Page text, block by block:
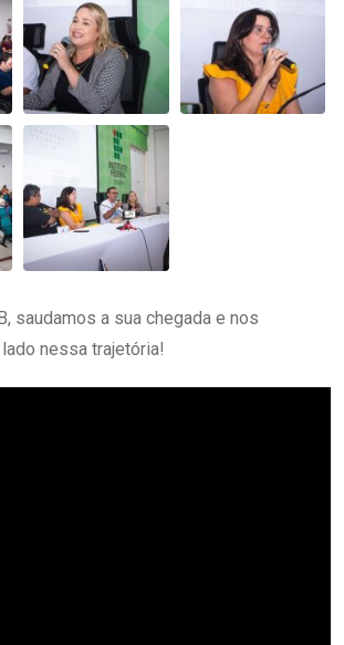
saudamos a sua chegada e nos
nessa trajetória!